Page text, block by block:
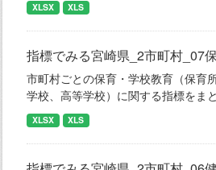
XLSX XLS
指標でみる宮崎県_2市町村_07
市町村ごとの保育・学校教育（保育
学校、高等学校）に関する指標をま
XLSX XLS